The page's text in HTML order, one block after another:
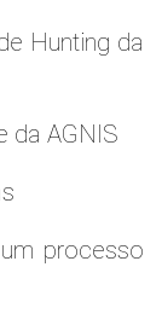
Hunting da
da AGNIS
processo